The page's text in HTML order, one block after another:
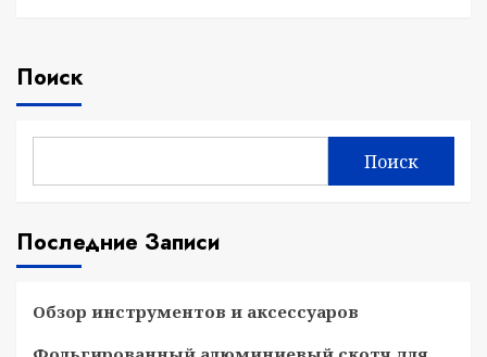
Поиск
Поиск
Последние Записи
Обзор инструментов и аксессуаров